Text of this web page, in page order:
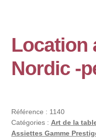
Location
Nordic -
Référence : 1140
Catégories : Art de la
Assiettes Gamme